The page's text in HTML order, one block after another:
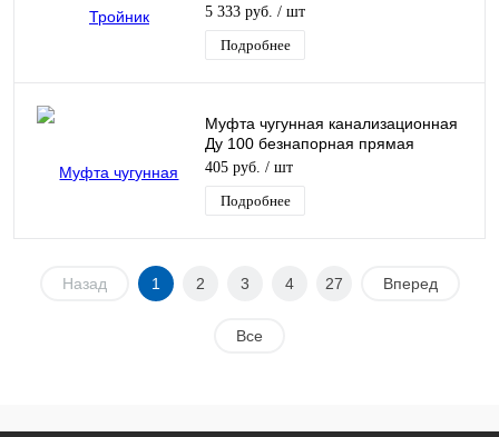
5 333 руб. / шт
Подробнее
Муфта чугунная канализационная
Ду 100 безнапорная прямая
Кронтиф
405 руб. / шт
Подробнее
Назад 1 2 3 4 27 Вперед
Все